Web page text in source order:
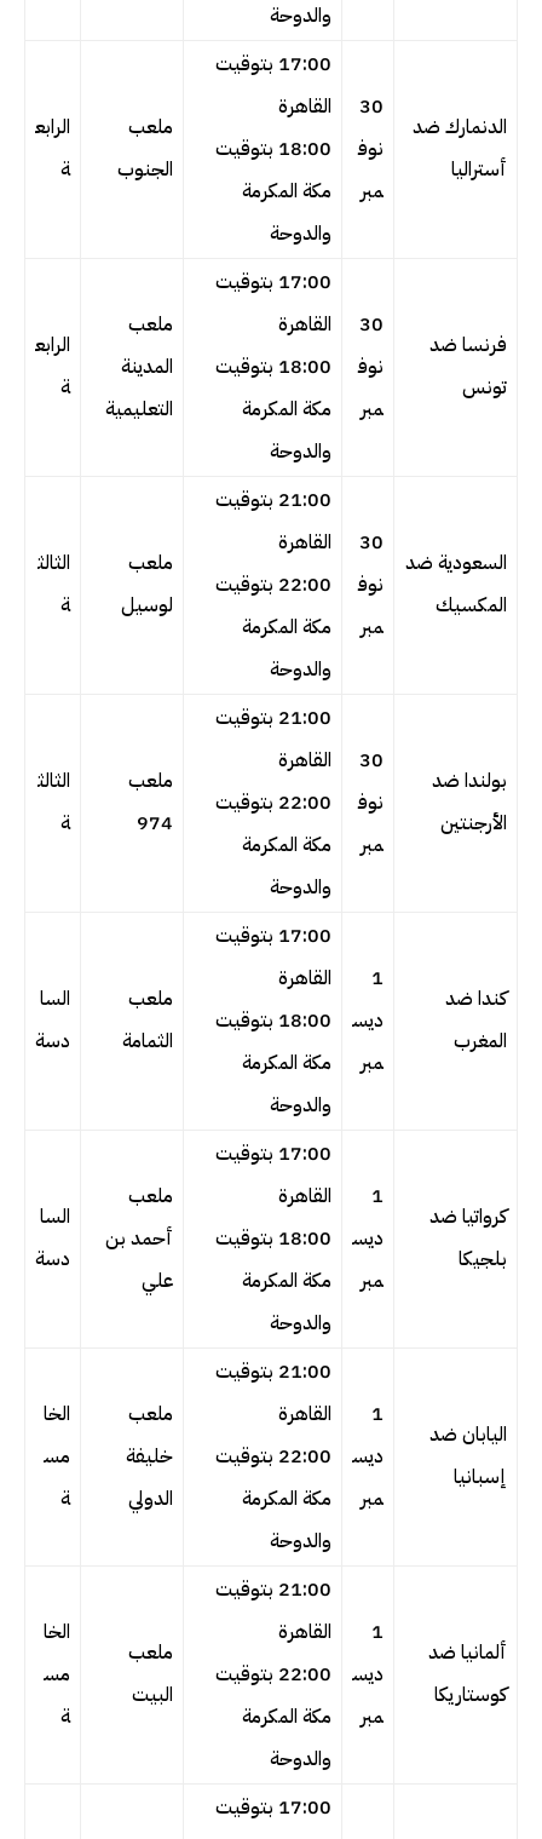
والدوحة
الدنمارك ضد
أستراليا
30
نوف
مبر
17:00 بتوقيت
القاهرة
18:00 بتوقيت
مكة المكرمة
والدوحة
ملعب
الجنوب
الرابع
ة
فرنسا ضد
تونس
30
نوف
مبر
17:00 بتوقيت
القاهرة
18:00 بتوقيت
مكة المكرمة
والدوحة
ملعب
المدينة
التعليمية
الرابع
ة
السعودية ضد
المكسيك
30
نوف
مبر
21:00 بتوقيت
القاهرة
22:00 بتوقيت
مكة المكرمة
والدوحة
ملعب
لوسيل
الثالث
ة
بولندا ضد
الأرجنتين
30
نوف
مبر
21:00 بتوقيت
القاهرة
22:00 بتوقيت
مكة المكرمة
والدوحة
ملعب
974
الثالث
ة
كندا ضد
المغرب
1
ديس
مبر
17:00 بتوقيت
القاهرة
18:00 بتوقيت
مكة المكرمة
والدوحة
ملعب
الثمامة
السا
دسة
كرواتيا ضد
بلجيكا
1
ديس
مبر
17:00 بتوقيت
القاهرة
18:00 بتوقيت
مكة المكرمة
والدوحة
ملعب
أحمد بن
علي
السا
دسة
اليابان ضد
إسبانيا
1
ديس
مبر
21:00 بتوقيت
القاهرة
22:00 بتوقيت
مكة المكرمة
والدوحة
ملعب
خليفة
الدولي
الخا
مس
ة
ألمانيا ضد
كوستاريكا
1
ديس
مبر
21:00 بتوقيت
القاهرة
22:00 بتوقيت
مكة المكرمة
والدوحة
ملعب
البيت
الخا
مس
ة
17:00 بتوقيت